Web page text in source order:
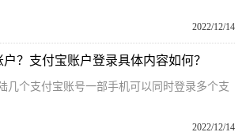
2022/12/14
？支付宝账户登录具体内容如何？
几个支付宝账号一部手机可以同时登录多个支
2022/12/14